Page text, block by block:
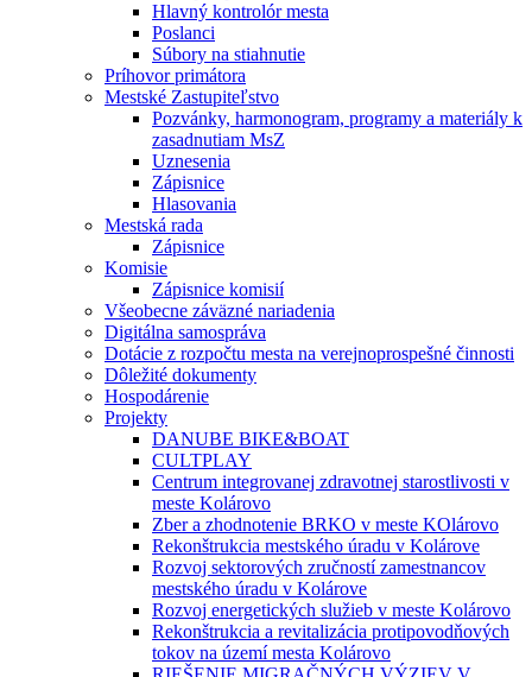
Hlavný kontrolór mesta
Poslanci
Súbory na stiahnutie
Príhovor primátora
Mestské Zastupiteľstvo
Pozvánky, harmonogram, programy a materiály k
zasadnutiam MsZ
Uznesenia
Zápisnice
Hlasovania
Mestská rada
Zápisnice
Komisie
Zápisnice komisií
Všeobecne záväzné nariadenia
Digitálna samospráva
Dotácie z rozpočtu mesta na verejnoprospešné činnosti
Dôležité dokumenty
Hospodárenie
Projekty
DANUBE BIKE&BOAT
CULTPLAY
Centrum integrovanej zdravotnej starostlivosti v
meste Kolárovo
Zber a zhodnotenie BRKO v meste KOlárovo
Rekonštrukcia mestského úradu v Kolárove
Rozvoj sektorových zručností zamestnancov
mestského úradu v Kolárove
Rozvoj energetických služieb v meste Kolárovo
Rekonštrukcia a revitalizácia protipovodňových
tokov na území mesta Kolárovo